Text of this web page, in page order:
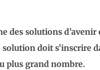
des solutions d’avenir
doit s’inscrire
plus grand nombre.